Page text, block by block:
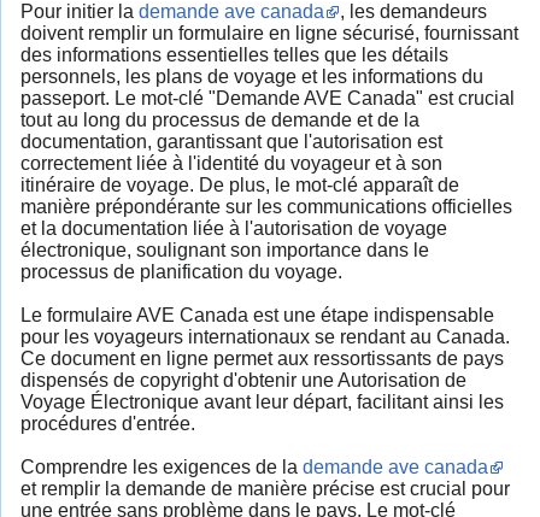
Pour initier la demande ave canada
, les demandeurs
doivent remplir un formulaire en ligne sécurisé, fournissant
des informations essentielles telles que les détails
personnels, les plans de voyage et les informations du
passeport. Le mot-clé "Demande AVE Canada" est crucial
tout au long du processus de demande et de la
documentation, garantissant que l'autorisation est
correctement liée à l'identité du voyageur et à son
itinéraire de voyage. De plus, le mot-clé apparaît de
manière prépondérante sur les communications officielles
et la documentation liée à l'autorisation de voyage
électronique, soulignant son importance dans le
processus de planification du voyage.
Le formulaire AVE Canada est une étape indispensable
pour les voyageurs internationaux se rendant au Canada.
Ce document en ligne permet aux ressortissants de pays
dispensés de copyright d'obtenir une Autorisation de
Voyage Électronique avant leur départ, facilitant ainsi les
procédures d'entrée.
Comprendre les exigences de la demande ave canada
et remplir la demande de manière précise est crucial pour
une entrée sans problème dans le pays. Le mot-clé